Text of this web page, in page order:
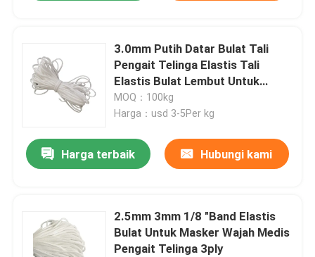
3.0mm Putih Datar Bulat Tali
Pengait Telinga Elastis Tali
Elastis Bulat Lembut Untuk
Masker Wajah
MOQ：100kg
Harga：usd 3-5Per kg
Harga terbaik Hubungi kami
2.5mm 3mm 1/8 "Band Elastis
Bulat Untuk Masker Wajah Medis
Pengait Telinga 3ply